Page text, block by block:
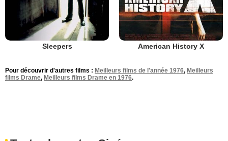
Sleepers American History X
Pour découvrir d'autres films : Meilleurs films de l'année 1976, Meilleurs
films Drame, Meilleurs films Drame en 1976.